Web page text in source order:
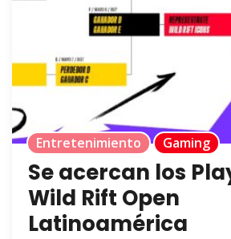
Entretenimiento Gaming
Se acercan los
Wild Rift Open
Latinoamérica